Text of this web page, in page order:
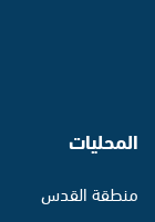
المحليات
منطقة القدس